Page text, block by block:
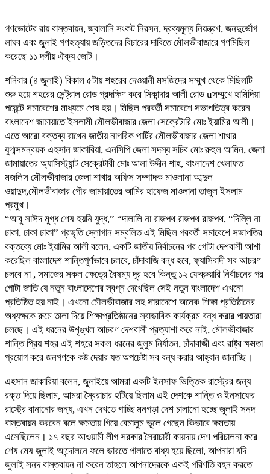
গণভোটের রায় বাস্তবায়ন, জ্বালানি সংকট নিরসন, দ্রব্যমূল্য নিয়ন্ত্রণ, জনদুর্ভোগ
লাঘব এবং জুলাই গণহত্যায় জড়িতদের বিচারের দাবিতে মৌলভীবাজারে গণমিছিল
করেছে ১১ দলীয় ঐক্য জোট।
শনিবার (৪ জুলাই) বিকাল ৫টায় শহরের দেওয়ানী মসজিদের সম্মুখ থেকে মিছিলটি
শুরু হয়ে শহরের সেন্ট্রাল রোড প্রদক্ষিণ করে সিকান্দার আলী রোড uসম্মুখে হামিদিয়া
পয়েন্টে সমাবেশের মাধ্যমে শেষ হয়। মিছিল পরবর্তী সমাবেশে সভাপতিত্ব করেন
বাংলাদেশ জামায়াতে ইসলামী মৌলভীবাজার জেলা সেক্রেটারি মোঃ ইয়ামির আলী।
এতে আরো বক্তব্য রাখেন জাতীয় নাগরিক পার্টির মৌলভীবাজার জেলা শাখার
যুগ্মসমন্বয়ক এহসান জাকারিয়া, এনসিপি জেলা সদস্য সচিব মোঃ রুহুল আমিন, জেলা
জামায়াতের অ্যাসিস্ট্যান্ট সেক্রেটারী মোঃ আলা উদ্দীন শাহ, বাংলাদেশ খেলাফত
মজলিস মৌলভীবাজার জেলা শাখার অফিস সম্পাদক মাওলানা আব্দুল
ওয়াদুদ,মৌলভীবাজার পৌর জামায়াতের আমির হাফেজ মাওলানা তাজুল ইসলাম
প্রমুখ।
“আবু সাঈদ মুগ্ধ শেষ হয়নি যুদ্ধ,” “দালালি না রাজপথ রাজপথ রাজপথ, “দিল্লি না
ঢাকা, ঢাকা ঢাকা” প্রভৃতি স্লোগান সম্বলিত এই মিছিল পরবর্তী সমাবেশে সভাপতির
বক্তব্যে মোঃ ইয়ামির আলী বলেন, একটি জাতীয় নির্বাচনের পর গোটা দেশবাসী আশা
করেছিল বাংলাদেশ শান্তিপূর্ণভাবে চলবে, চাঁদাবাজি বন্ধ হবে, ফ্যাসিবাদী সব আচরণ
চলবে না , সমাজের সকল ক্ষেত্রে বৈষম্য দূর হবে কিন্তু ১২ ফেব্রুয়ারি নির্বাচনের পর
গোটা জাতি যে নতুন বাংলাদেশের স্বপ্ন দেখেছিল সেই নতুন বাংলাদেশ এখনো
প্রতিষ্ঠিত হয় নাই। এখনো মৌলভীবাজার সহ সারাদেশে অনেক শিক্ষা প্রতিষ্ঠানের
অধ্যক্ষকে রুমে তালা দিয়ে শিক্ষাপ্রতিষ্ঠানের স্বাভাবিক কার্যক্রম বন্ধ করার পায়তারা
চলছে। এই ধরনের উশৃঙ্খল আচরণ দেশবাসী প্রত্যাশা করে নাই, মৌলভীবাজার
শান্তি প্রিয় শহর এই শহরে সকল ধরনের জুলুম নির্যাতন, চাঁদাবাজী এবং রাষ্ট্র ক্ষমতা
প্রয়োগ করে জনগণকে কষ্ট দেয়ার যত অপচেষ্টা সব বন্ধ করার আহ্বান জানাচ্ছি।
‎এহসান জাকারিয়া বলেন, জুলাইয়ে আমরা একটি ইনসাফ ভিত্তিক রাস্ট্রের জন্য
রক্ত দিয়ে ছিলাম, আমরা স্বৈরাচার হটিয়ে ছিলাম এই দেশকে শান্তি ও ইনসাফের
রাস্ট্রে বানানোর জন্য, এখন দেখতে পাচ্ছি মনগড়া দেশ চালানো হচ্ছে জুলাই সনদ
বাস্তবায়ন করবেন বলে ক্ষমতায় গিয়ে বেমালুম ভূলে গেছেন কিভাবে ক্ষমতায়
এসেছিলেন। ১৭ বছর আওয়ামী লীগ সরকার সৈরাচারী কায়দায় দেশ পরিচালনা করে
শেষ মেষ জুলাই আন্দোলনে ফলে ভারতে পালাতে বাধ্য হয়ে ছিলো, আপনারা যদি
জুলাই সনদ বাস্তবায়ন না করেন তাহলে আপনাদেরকে একই পরিণতি বহন করতে